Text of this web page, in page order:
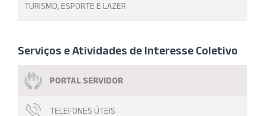
TURISMO, ESPORTE E LAZER
Serviços e Atividades de Interesse Coletivo
PORTAL SERVIDOR
TELEFONES ÚTEIS